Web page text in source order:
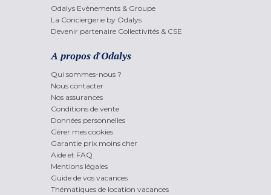
Odalys Evènements & Groupe
La Conciergerie by Odalys
Devenir partenaire Collectivités & CSE
A propos d'Odalys
Qui sommes-nous ?
Nous contacter
Nos assurances
Conditions de vente
Données personnelles
Gérer mes cookies
Garantie prix moins cher
Aide et FAQ
Mentions légales
Guide de vos vacances
Thématiques de location vacances